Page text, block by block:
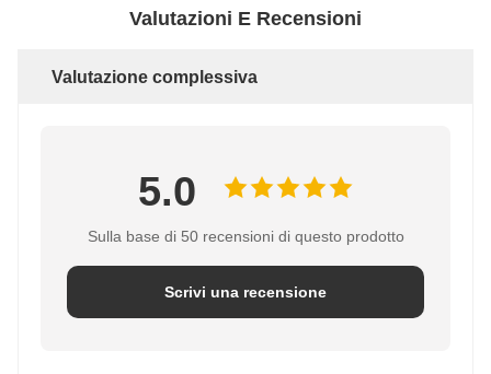
Valutazioni E Recensioni
Valutazione complessiva
5.0
Sulla base di 50 recensioni di questo prodotto
Scrivi una recensione